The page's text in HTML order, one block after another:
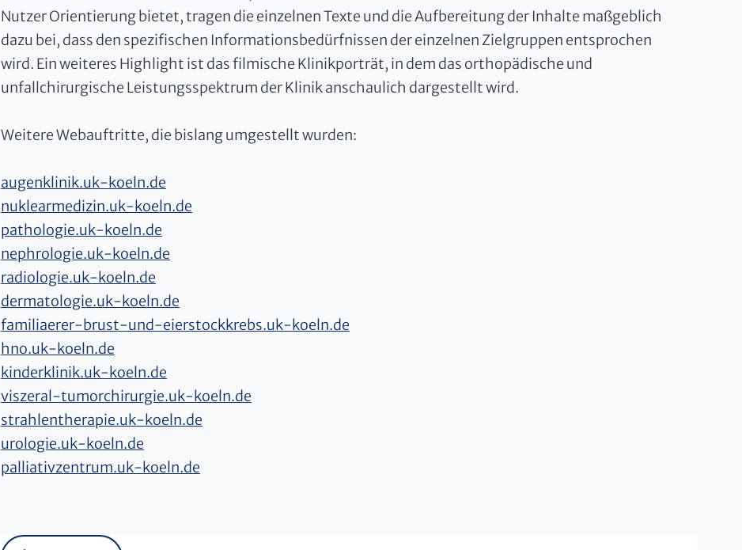
Nutzer Orientierung bietet, tragen die einzelnen Texte und die Aufbereitung der Inhalte maßgeblich
dazu bei, dass den spezifischen Informationsbedürfnissen der einzelnen Zielgruppen entsprochen
wird. Ein weiteres Highlight ist das filmische Klinikporträt, in dem das orthopädische und
unfallchirurgische Leistungsspektrum der Klinik anschaulich dargestellt wird.
Weitere Webauftritte, die bislang umgestellt wurden:
augenklinik.uk-koeln.de
nuklearmedizin.uk-koeln.de
pathologie.uk-koeln.de
nephrologie.uk-koeln.de
radiologie.uk-koeln.de
dermatologie.uk-koeln.de
familiaerer-brust-und-eierstockkrebs.uk-koeln.de
hno.uk-koeln.de
kinderklinik.uk-koeln.de
viszeral-tumorchirurgie.uk-koeln.de
strahlentherapie.uk-koeln.de
urologie.uk-koeln.de
palliativzentrum.uk-koeln.de